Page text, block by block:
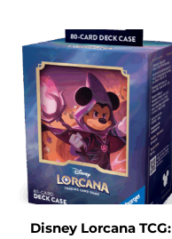
Disney Lorcana TCG: